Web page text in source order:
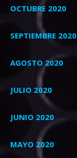
OCTUBRE 2020
SEPTIEMBRE 2020
AGOSTO 2020
JULIO 2020
JUNIO 2020
MAYO 2020